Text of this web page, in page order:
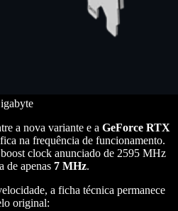
a nova variante e a GeForce RTX
na frequência de funcionamento.
clock anunciado de 2595 MHz
de apenas 7 MHz.
a ficha técnica permanece
original: